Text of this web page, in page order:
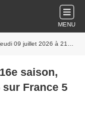
MENU
2026 à 21h05 sur France 5
saison,
sur France 5